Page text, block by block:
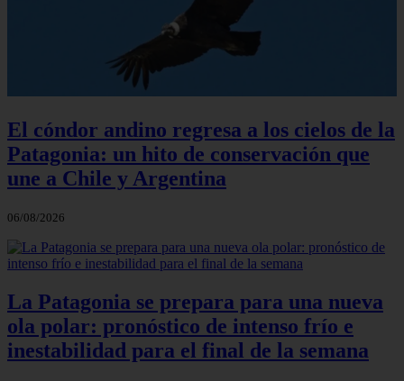
El cóndor andino regresa a los cielos de la
Patagonia: un hito de conservación que
une a Chile y Argentina
06/08/2026
La Patagonia se prepara para una nueva
ola polar: pronóstico de intenso frío e
inestabilidad para el final de la semana